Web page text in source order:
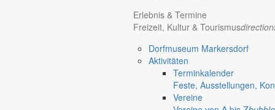
Erlebnis & Termine
Freizeit, Kultur & Tourismus
Dorfmuseum Markersdorf
Aktivitäten
Terminkalender
Feste, Ausstellungen,
Vereine
Öffnungszeiten Rathaus